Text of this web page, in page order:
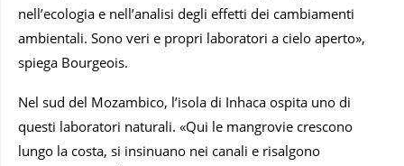
nell’ecologia e nell’analisi degli effetti dei cambiamenti
ambientali. Sono veri e propri laboratori a cielo aperto»,
spiega Bourgeois.
Nel sud del Mozambico, l’isola di Inhaca ospita uno di
questi laboratori naturali. «Qui le mangrovie crescono
lungo la costa, si insinuano nei canali e risalgono